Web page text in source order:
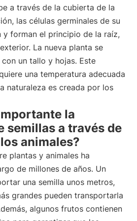
a través de la cubierta de la
las células germinales de su
y forman el principio de la raíz,
La nueva planta se
un tallo y hojas. Este
una temperatura adecuada
naturaleza es creada por los
la
semillas a través de
animales?
plantas y animales ha
de millones de años. Un
una semilla unos metros,
grandes pueden transportarla
algunos frutos contienen